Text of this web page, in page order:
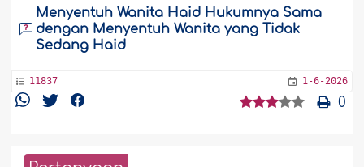
Menyentuh Wanita Haid Hukumnya Sama
dengan Menyentuh Wanita yang Tidak
Sedang Haid
11837 1-6-2026
0